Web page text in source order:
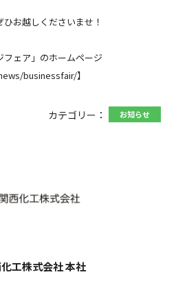
お越しくださいませ！
フェア」のホームページ
businessfair/】
カテゴリー： お知らせ
工株式会社 本社